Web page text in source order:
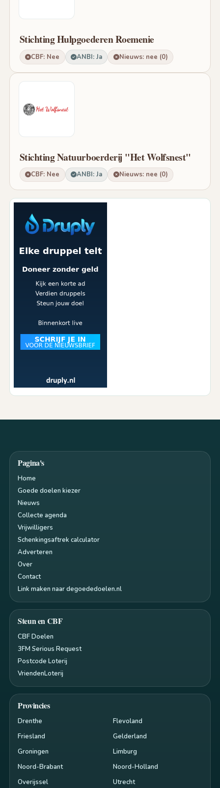
Stichting Hulpgoederen Roemenie
CBF: Nee ANBI: Ja Nieuws: nee (0)
Stichting Natuurboerderij "Het Wolfsnest"
CBF: Nee ANBI: Ja Nieuws: nee (0)
Pagina's
Home
Goede doelen kiezer
Nieuws
Collecte agenda
Vrijwilligers
Schenkingsaftrek calculator
Adverteren
Over
Contact
Link maken naar degoededoelen.nl
Steun en CBF
CBF Doelen
3FM Serious Request
Postcode Loterij
VriendenLoterij
Provincies
Drenthe
Flevoland
Friesland
Gelderland
Groningen
Limburg
Noord-Brabant
Noord-Holland
Overijssel
Utrecht